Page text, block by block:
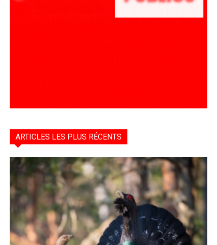
ARTICLES LES PLUS RÉCENTS